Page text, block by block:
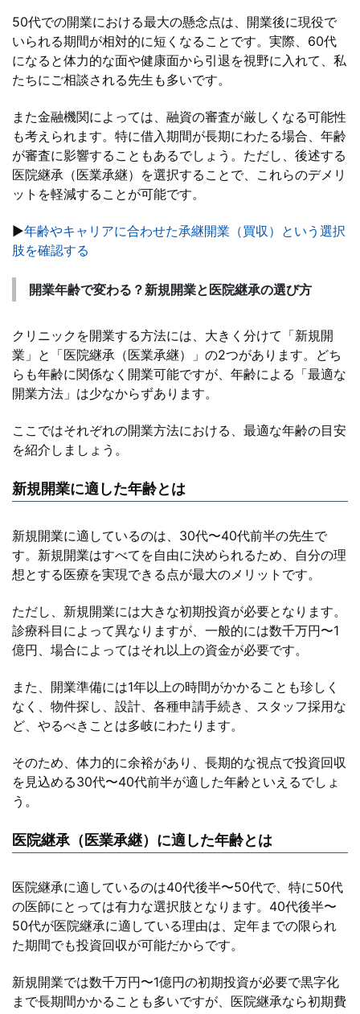
50代での開業における最大の懸念点は、開業後に現役で
いられる期間が相対的に短くなることです。実際、60代
になると体力的な面や健康面から引退を視野に入れて、私
たちにご相談される先生も多いです。
また金融機関によっては、融資の審査が厳しくなる可能性
も考えられます。特に借入期間が長期にわたる場合、年齢
が審査に影響することもあるでしょう。ただし、後述する
医院継承（医業承継）を選択することで、これらのデメリ
ットを軽減することが可能です。
▶年齢やキャリアに合わせた承継開業（買収）という選択
肢を確認する
開業年齢で変わる？新規開業と医院継承の選び方
クリニックを開業する方法には、大きく分けて「新規開
業」と「医院継承（医業承継）」の2つがあります。どち
らも年齢に関係なく開業可能ですが、年齢による「最適な
開業方法」は少なからずあります。
ここではそれぞれの開業方法における、最適な年齢の目安
を紹介しましょう。
新規開業に適した年齢とは
新規開業に適しているのは、30代〜40代前半の先生で
す。新規開業はすべてを自由に決められるため、自分の理
想とする医療を実現できる点が最大のメリットです。
ただし、新規開業には大きな初期投資が必要となります。
診療科目によって異なりますが、一般的には数千万円〜1
億円、場合によってはそれ以上の資金が必要です。
また、開業準備には1年以上の時間がかかることも珍しく
なく、物件探し、設計、各種申請手続き、スタッフ採用な
ど、やるべきことは多岐にわたります。
そのため、体力的に余裕があり、長期的な視点で投資回収
を見込める30代〜40代前半が適した年齢といえるでしょ
う。
医院継承（医業承継）に適した年齢とは
医院継承に適しているのは40代後半〜50代で、特に50代
の医師にとっては有力な選択肢となります。40代後半〜
50代が医院継承に適している理由は、定年までの限られ
た期間でも投資回収が可能だからです。
新規開業では数千万円〜1億円の初期投資が必要で黒字化
まで長期間かかることも多いですが、医院継承なら初期費